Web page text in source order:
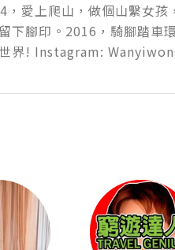
愛上爬山，做個山繫女
下腳印。2016，騎腳踏車
界! Instagram: